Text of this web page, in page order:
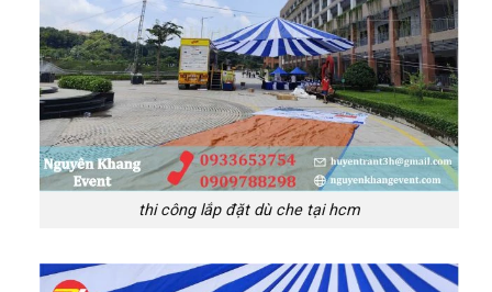
thi công lắp đặt dù che tại hcm